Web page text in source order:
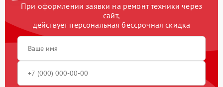
При оформлении заявки на ремонт техники через
сайт,
действует персональная бессрочная скидка